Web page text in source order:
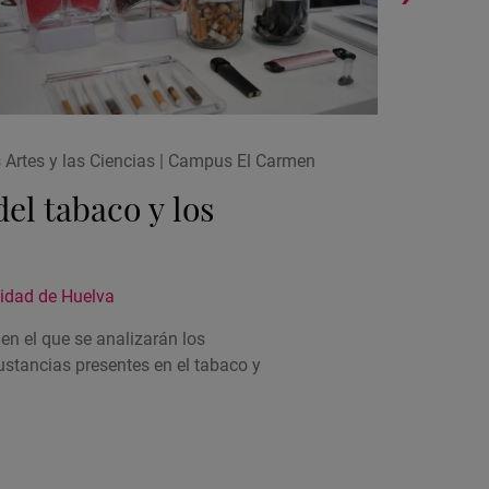
y las Ciencias | Campus El Carmen
tabaco y los
de Huelva
el que se analizarán los
presentes en el tabaco y